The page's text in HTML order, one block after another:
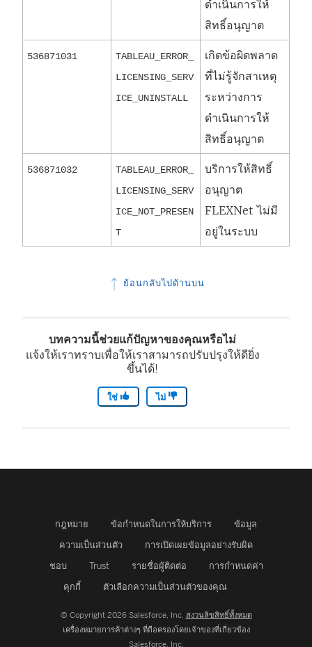
ดำเนินการให้
สิทธิ์อนุญาต
536871031
TABLEAU_ERROR_
LICENSING_SERV
ICE_UNINSTALL
เกิดข้อผิดพลาด
ที่ไม่รู้จักสาเหตุ
ระหว่างการ
ดำเนินการให้
สิทธิ์อนุญาต
536871032
TABLEAU_ERROR_
LICENSING_SERV
ICE_NOT_PRESEN
T
บริการให้สิทธิ์
อนุญาต
FLEXNet ไม่มี
อยู่ในระบบ
ย้อนกลับไปด้านบน
บทความนี้ช่วยแก้ปัญหาของคุณหรือไม่
แจ้งให้เราทราบเพื่อให้เราสามารถปรับปรุงให้ดียิ่ง
ขึ้นได้!
ใช่ ไม่
กฎหมาย ข้อกำหนดในการให้บริการ
ข้อมูล
ความเป็นส่วนตัว
การเปิดเผยข้อมูลอย่างรับผิด
ชอบ
Trust รายชื่อผู้ติดต่อ
การกำหนดค่า
คุกกี้
ตัวเลือกความเป็นส่วนตัวของคุณ
© Copyright 2026 Salesforce, Inc. สงวนลิขสิทธิ์ทั้งหมด
เครื่องหมายการค้าต่างๆ ที่ถือครองโดยเจ้าของที่เกี่ยวข้อง
Salesforce, Inc.